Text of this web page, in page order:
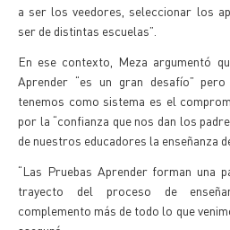
a ser los veedores, seleccionar los
ser de distintas escuelas”.
En ese contexto, Meza argumentó
Aprender “es un gran desafío”
tenemos como sistema es el
por la “confianza que nos dan los
de nuestros educadores la enseñanza
“Las Pruebas Aprender forman una
trayecto del proceso de
complemento más de todo lo que